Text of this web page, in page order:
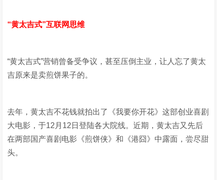
“黄太吉式”互联网思维
“黄太吉式”营销曾备受争议，甚至压倒主业，让人忘了黄太
吉原来是卖煎饼果子的。
去年，黄太吉不花钱就拍出了《我要你开花》这部创业喜剧
大电影，于12月12日登陆各大院线。近期，黄太吉又先后
在两部国产喜剧电影《煎饼侠》和《港囧》中露面，尝尽甜
头。